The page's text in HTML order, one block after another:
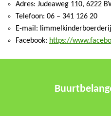
Adres: Judeaweg 110, 6222
Telefoon: 06 – 341 126 20
E-mail:
Facebook: https://